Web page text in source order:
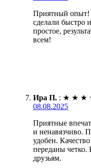
Приятный опыт!
сделали быстро
простое,
всем!
Ира П. : ★ ★ ★
08.08.2025
Приятные
и ненавязчиво.
удобен.
переданы четко.
друзьям.